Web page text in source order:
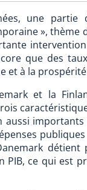
une
», thème
que des
et à la prospérité
et la
aussi
PIB, ce qui est